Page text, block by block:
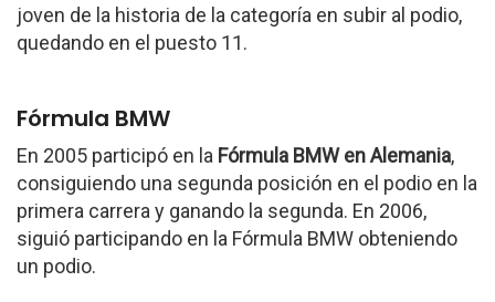
joven de la historia de la categoría en subir al podio,
quedando en el puesto 11.
Fórmula BMW
En 2005 participó en la Fórmula BMW en Alemania,
consiguiendo una segunda posición en el podio en la
primera carrera y ganando la segunda. En 2006,
siguió participando en la Fórmula BMW obteniendo
un podio.